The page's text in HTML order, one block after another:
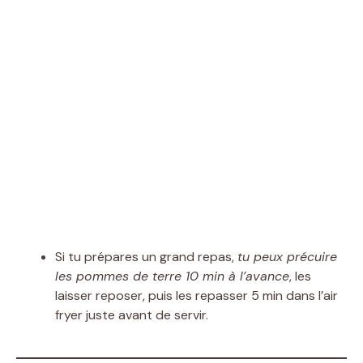
Si tu prépares un grand repas, tu peux précuire
les pommes de terre 10 min à l’avance, les
laisser reposer, puis les repasser 5 min dans l’air
fryer juste avant de servir.